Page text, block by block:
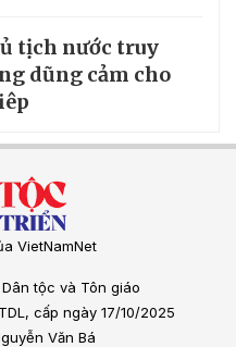
tịch nước truy
dũng cảm cho
VietNamNet
tộc và Tôn giáo
cấp ngày 17/10/2025
Văn Bá